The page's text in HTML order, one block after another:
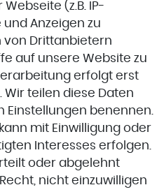
(z.B. IP-
und Anzeigen zu
von Drittanbietern
auf unsere Website zu
erfolgt erst
Wir teilen diese Daten
Einstellungen benennen.
mit Einwilligung oder
Interesses erfolgen.
oder abgelehnt
nicht einzuwilligen